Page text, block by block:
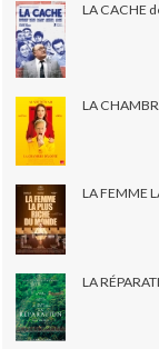
LA CACHE
LA
LA FEMME
LA